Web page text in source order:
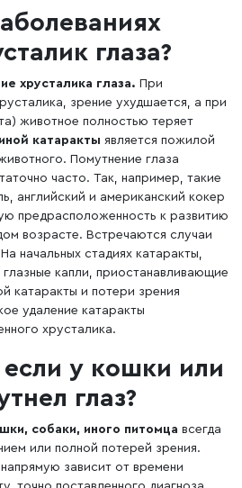
глаза?
хрусталика глаза. При
зрение ухудшается, а при
животное полностью теряет
катаракты является пожилой
Помутнение глаза
часто. Так, например, такие
английский и американский кокер
предрасположенность к развитию
возрасте. Встречаются случаи
начальных стадиях катаракты,
капли, приостанавливающие
катаракты и потери зрения
удаление катаракты
хрусталика.
если у кошки или
глаз?
собаки, иного питомца всегда
или полной потерей зрения.
зависит от времени